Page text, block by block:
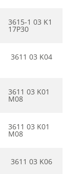
3615-1 03 K1
17P30
3611 03 K04
3611 03 K01
M08
3611 03 K01
M08
3611 03 K06